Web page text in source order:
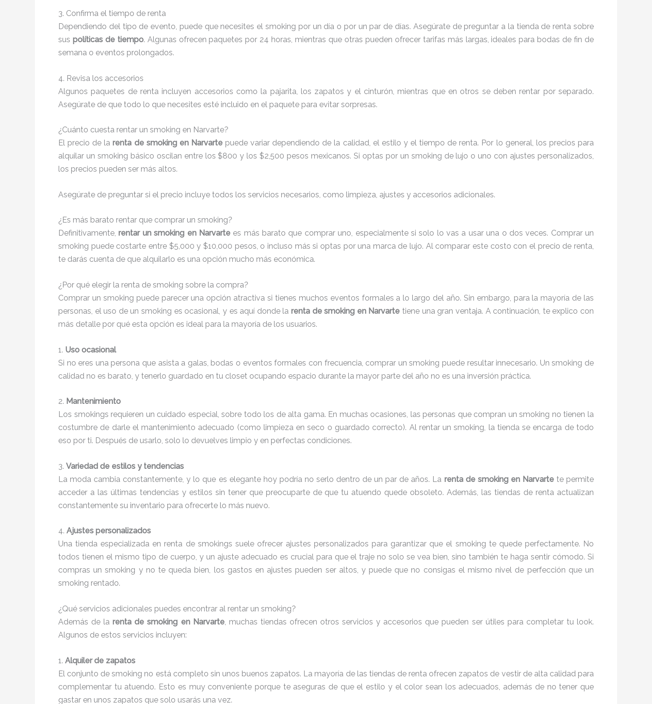
3. Confirma el tiempo de renta
Dependiendo del tipo de evento, puede que necesites el smoking por un día o por un par de días. Asegúrate de preguntar a la tienda de renta sobre
sus políticas de tiempo. Algunas ofrecen paquetes por 24 horas, mientras que otras pueden ofrecer tarifas más largas, ideales para bodas de fin de
semana o eventos prolongados.
4. Revisa los accesorios
Algunos paquetes de renta incluyen accesorios como la pajarita, los zapatos y el cinturón, mientras que en otros se deben rentar por separado.
Asegúrate de que todo lo que necesites esté incluido en el paquete para evitar sorpresas.
¿Cuánto cuesta rentar un smoking en Narvarte?
El precio de larenta de smoking en Narvartepuede variar dependiendo de la calidad, el estilo y el tiempo de renta. Por lo general, los precios para
alquilar un smoking básico oscilan entre los $800 y los $2,500 pesos mexicanos. Si optas por un smoking de lujo o uno con ajustes personalizados,
los precios pueden ser más altos.
Asegúrate de preguntar si el precio incluye todos los servicios necesarios, como limpieza, ajustes y accesorios adicionales.
¿Es más barato rentar que comprar un smoking?
Definitivamente,rentar un smoking en Narvarte es más barato que comprar uno, especialmente si solo lo vas a usar una o dos veces. Comprar un
smoking puede costarte entre $5,000 y $10,000 pesos, o incluso más si optas por una marca de lujo. Al comparar este costo con el precio de renta,
te darás cuenta de que alquilarlo es una opción mucho más económica.
¿Por qué elegir la renta de smoking sobre la compra?
Comprar un smoking puede parecer una opción atractiva si tienes muchos eventos formales a lo largo del año. Sin embargo, para la mayoría de las
personas, el uso de un smoking es ocasional, y es aquí donde la renta de smoking en Narvarte tiene una gran ventaja. A continuación, te explico con
más detalle por qué esta opción es ideal para la mayoría de los usuarios.
1. Uso ocasional
Si no eres una persona que asista a galas, bodas o eventos formales con frecuencia, comprar un smoking puede resultar innecesario. Un smoking de
calidad no es barato, y tenerlo guardado en tu closet ocupando espacio durante la mayor parte del año no es una inversión práctica.
2. Mantenimiento
Los smokings requieren un cuidado especial, sobre todo los de alta gama. En muchas ocasiones, las personas que compran un smoking no tienen la
costumbre de darle el mantenimiento adecuado (como limpieza en seco o guardado correcto). Al rentar un smoking, la tienda se encarga de todo
eso por ti. Después de usarlo, solo lo devuelves limpio y en perfectas condiciones.
3. Variedad de estilos y tendencias
La moda cambia constantemente, y lo que es elegante hoy podría no serlo dentro de un par de años. La renta de smoking en Narvartete permite
acceder a las últimas tendencias y estilos sin tener que preocuparte de que tu atuendo quede obsoleto. Además, las tiendas de renta actualizan
constantemente su inventario para ofrecerte lo más nuevo.
4. Ajustes personalizados
Una tienda especializada en renta de smokings suele ofrecer ajustes personalizados para garantizar que el smoking te quede perfectamente. No
todos tienen el mismo tipo de cuerpo, y un ajuste adecuado es crucial para que el traje no solo se vea bien, sino también te haga sentir cómodo. Si
compras un smoking y no te queda bien, los gastos en ajustes pueden ser altos, y puede que no consigas el mismo nivel de perfección que un
smoking rentado.
¿Qué servicios adicionales puedes encontrar al rentar un smoking?
Además de larenta de smoking en Narvarte, muchas tiendas ofrecen otros servicios y accesorios que pueden ser útiles para completar tu look.
Algunos de estos servicios incluyen:
1. Alquiler de zapatos
El conjunto de smoking no está completo sin unos buenos zapatos. La mayoría de las tiendas de renta ofrecen zapatos de vestir de alta calidad para
complementar tu atuendo. Esto es muy conveniente porque te aseguras de que el estilo y el color sean los adecuados, además de no tener que
gastar en unos zapatos que solo usarás una vez.